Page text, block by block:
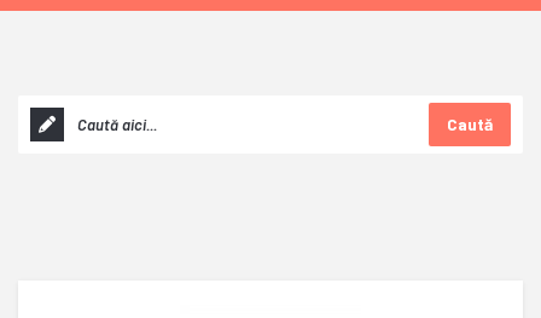
Caută